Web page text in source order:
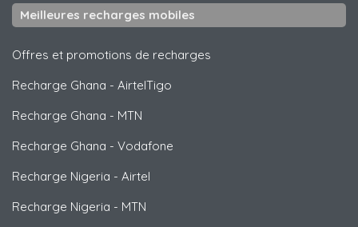
Meilleures recharges mobiles
Offres et promotions de recharges
Recharge Ghana - AirtelTigo
Recharge Ghana - MTN
Recharge Ghana - Vodafone
Recharge Nigeria - Airtel
Recharge Nigeria - MTN